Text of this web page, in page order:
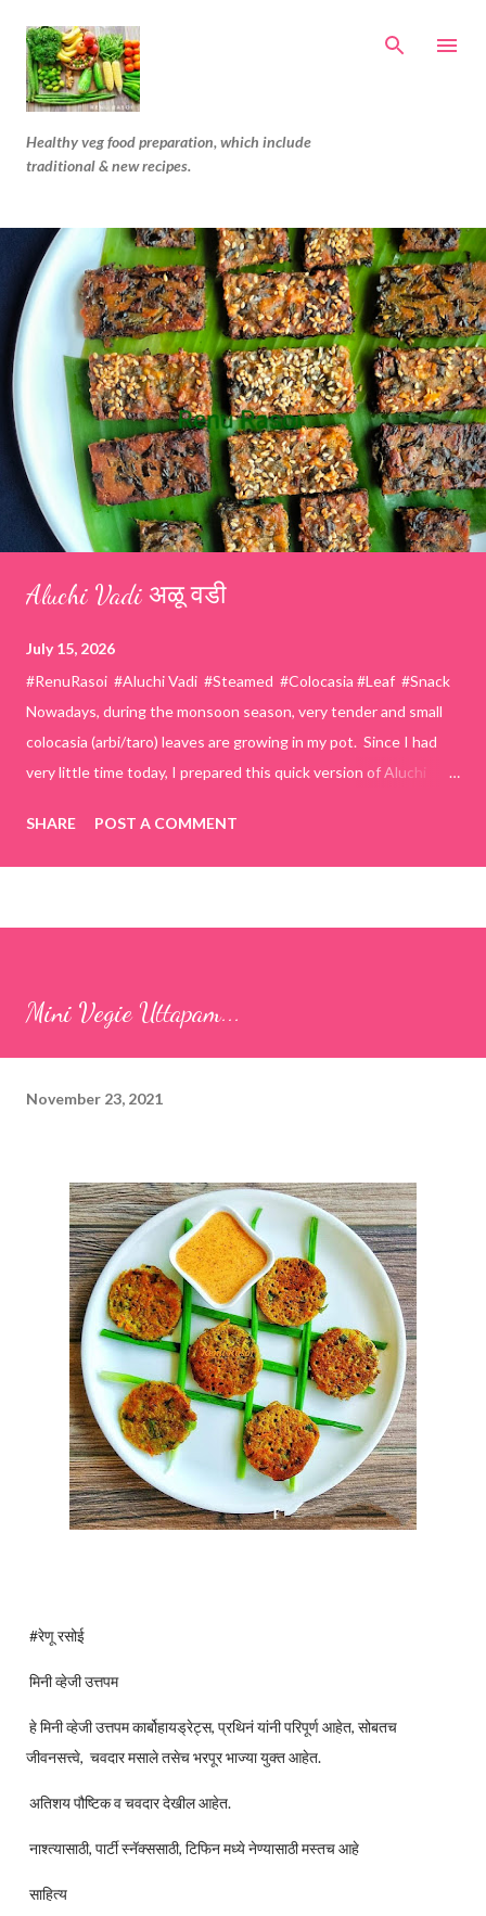
Healthy veg food preparation, which include
traditional & new recipes.
Aluchi Vadi अळू वडी
July 15, 2026
#RenuRasoi #Aluchi Vadi #Steamed #Colocasia #Leaf #Snack
Nowadays, during the monsoon season, very tender and small
colocasia (arbi/taro) leaves are growing in my pot. Since I had
very little time today, I prepared this quick version of Aluchi
easier and faster to make. Ingredients (1 cup = 150 ml) *Washed
& finely chopped colocasia (taro) leaves, – 2 cups *Tamarind – a
cup *Red chilli powder – 3 teaspoons *Salt – 1½ teaspoons
*White sesame seeds – 1 tablespoon Method 1. Clean the
the chopped colocasia leaves, gram flour, rice flour, red chilli
SHARE POST A COMMENT
Mini Vegie Uttapam...
November 23, 2021
#रेणू रसोई
मिनी व्हेजी उत्तपम
हे मिनी व्हेजी उत्तपम कार्बोहायड्रेट्स, प्रथिनं यांनी परिपूर्ण आहेत, सोबतच
जीवनसत्त्वे, चवदार मसाले तसेच भरपूर भाज्या युक्त आहेत.
अतिशय पौष्टिक व चवदार देखील आहेत.
नाश्त्यासाठी, पार्टी स्नॅक्ससाठी, टिफिन मध्ये नेण्यासाठी मस्तच आहे
साहित्य